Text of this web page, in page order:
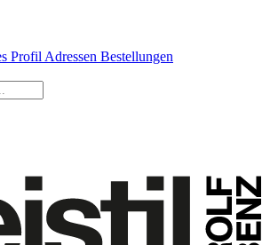
Profil Adressen Bestellungen